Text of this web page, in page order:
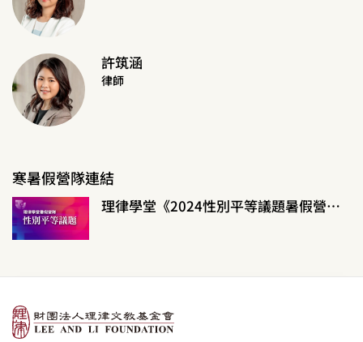
許筑涵
律師
寒暑假營隊連結
理律學堂《2024性別平等議題暑假營隊》